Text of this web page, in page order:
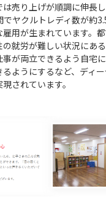
売り上げが順調に伸長
でヤクルトレディ数が約
雇用が生まれています。
の就労が難しい状況にあ
が両立できるよう自宅
ようにするなど、ディ
されています。